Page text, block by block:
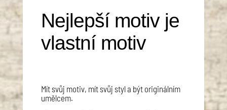
Nejlepší motiv je
vlastní motiv
Mít svůj motiv, mít svůj styl a být originálním
umělcem.